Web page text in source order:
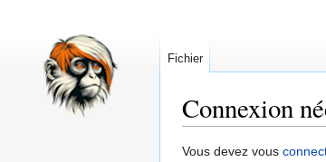
Connexion
Aller
Aller
Vous devez vous
Fichier